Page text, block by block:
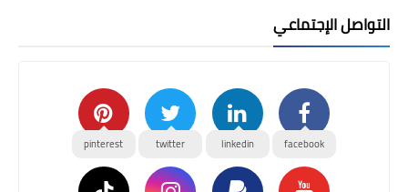
التواصل الإجتماعي
facebook
linkedin
twitter
pinterest